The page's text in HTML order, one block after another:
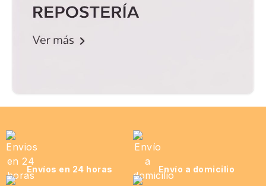
Envíos en 24 horas Envío a domicilio